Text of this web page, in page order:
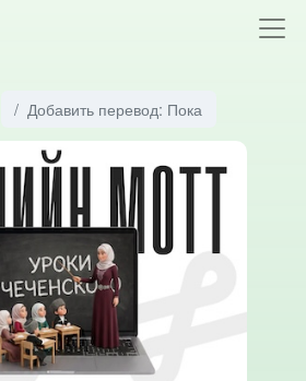
Добавить перевод: Пока